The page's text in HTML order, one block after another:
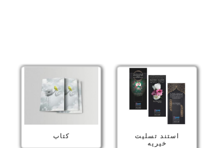
استند تسلیت
خیریه
کتاب